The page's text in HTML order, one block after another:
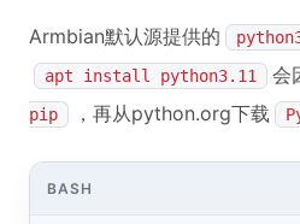
Armbian默认源提供的
apt install python3.11 会
pip ，再从python.org下载
BASH